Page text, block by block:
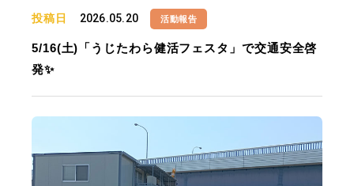
投稿日 2026.05.20 活動報告
5/16(土)「うじたわら健活フェスタ」で交通安全啓
発✨